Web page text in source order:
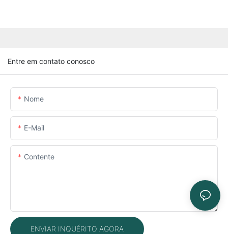
Entre em contato conosco
Nome
E-Mail
Contente
ENVIAR INQUÉRITO AGORA